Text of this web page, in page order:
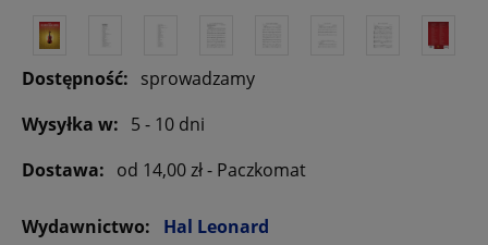
Dostępność: sprowadzamy
Wysyłka w: 5 - 10 dni
Dostawa: od 14,00 zł- Paczkomat
Wydawnictwo:
Hal Leonard